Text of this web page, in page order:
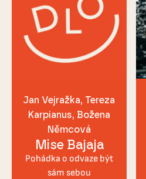
Jan Vejražka Tereza
Karpianus Božena
Němcová
Mise Bajaja
Pohádka o odvaze být
sám sebou